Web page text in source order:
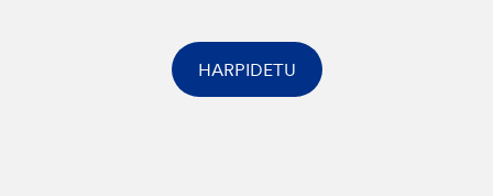
HARPIDETU